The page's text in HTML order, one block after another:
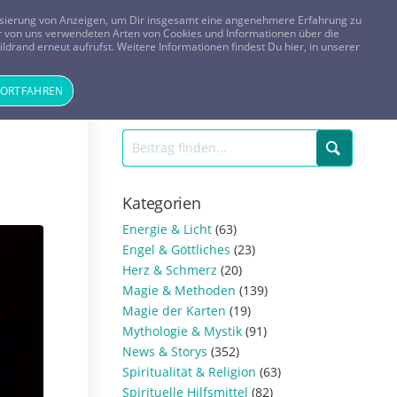
FRAGEN? KOSTENLOS ANRUFEN: 0800-8478266
Magazin ANMELDEN REGISTRIEREN
Kategorien
Energie & Licht (63)
Engel & Göttliches (23)
Herz & Schmerz (20)
Magie & Methoden (139)
Magie der Karten (19)
Mythologie & Mystik (91)
News & Storys (352)
Spiritualität & Religion (63)
Spirituelle Hilfsmittel (82)
von Anzeigen, um Dir insgesamt eine angenehmere Erfahrung zu
uns verwendeten Arten von Cookies und Informationen über die
erneut aufrufst. Weitere Informationen findest Du hier, in unserer